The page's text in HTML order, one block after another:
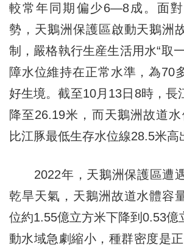
較常年同期偏少6—8成。面
勢，天鵝洲保護區啟動天鵝洲
制，嚴格執行生産生活用水“取
障水位維持在正常水準，為70
好生境。截至10月13日8時，長
降至26.19米，而天鵝洲故道水
比江豚最低生存水位線28.5米高
2022年，天鵝洲保護區遭
乾旱天氣，天鵝洲故道水體容
位約1.55億立方米下降到0.53億
動水域急劇縮小，種群密度是